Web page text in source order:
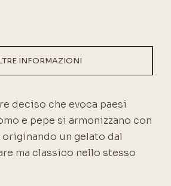
INFORMAZIONI
deciso che evoca paesi
e pepe si armonizzano con
originando un gelato dal
ma classico nello stesso